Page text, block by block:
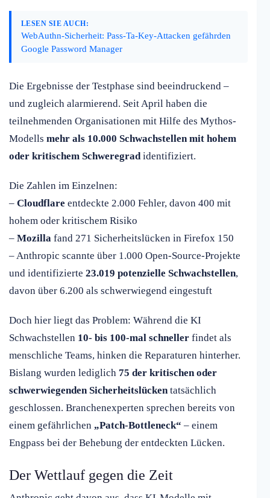
LESEN SIE AUCH:
WebAuthn-Sicherheit: Pass-Ta-Key-Attacken gefährden
Google Password Manager
Die Ergebnisse der Testphase sind beeindruckend –
und zugleich alarmierend. Seit April haben die
teilnehmenden Organisationen mit Hilfe des Mythos-
Modells mehr als 10.000 Schwachstellen mit hohem
oder kritischem Schweregradidentifiziert.
Die Zahlen im Einzelnen:
– Cloudflare entdeckte 2.000 Fehler, davon 400 mit
hohem oder kritischem Risiko
– Mozilla fand 271 Sicherheitslücken in Firefox 150
– Anthropic scannte über 1.000 Open-Source-Projekte
und identifizierte 23.019 potenzielle Schwachstellen,
davon über 6.200 als schwerwiegend eingestuft
Doch hier liegt das Problem: Während die KI
Schwachstellen 10- bis 100-mal schneller findet als
menschliche Teams, hinken die Reparaturen hinterher.
Bislang wurden lediglich 75 der kritischen oder
schwerwiegenden Sicherheitslückentatsächlich
geschlossen. Branchenexperten sprechen bereits von
einem gefährlichen „Patch-Bottleneck“ – einem
Engpass bei der Behebung der entdeckten Lücken.
Der Wettlauf gegen die Zeit